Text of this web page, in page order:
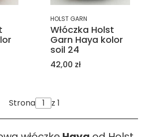
HOLST GARN
Włóczka Holst
Garn Haya kolor
soil 24
Cena
42,00 zł
Strona z 1